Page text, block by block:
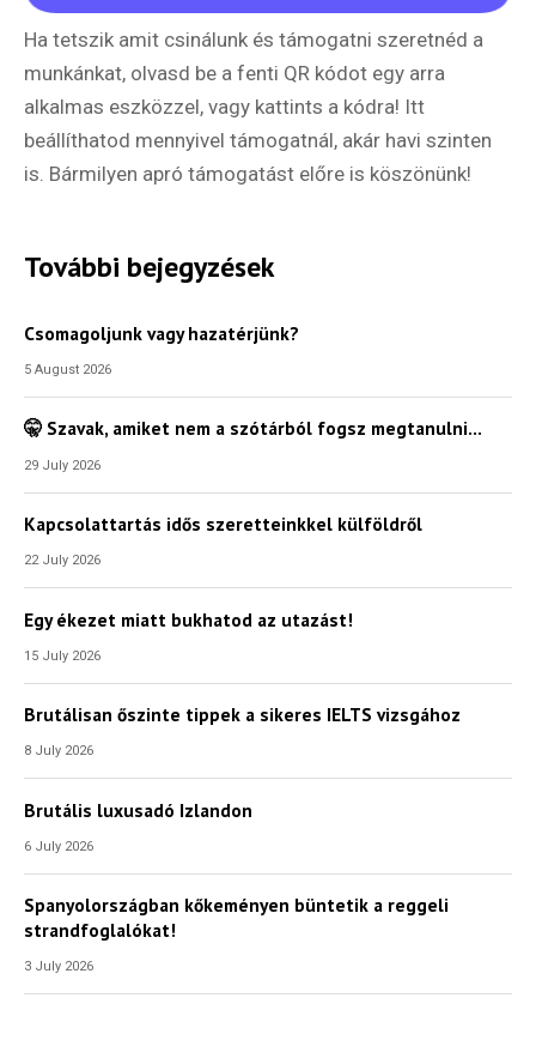
Ha tetszik amit csinálunk és támogatni szeretnéd a
munkánkat, olvasd be a fenti QR kódot egy arra
alkalmas eszközzel, vagy kattints a kódra! Itt
beállíthatod mennyivel támogatnál, akár havi szinten
is. Bármilyen apró támogatást előre is köszönünk!
További bejegyzések
Csomagoljunk vagy hazatérjünk?
5 August 2026
🤫 Szavak, amiket nem a szótárból fogsz megtanulni…
29 July 2026
Kapcsolattartás idős szeretteinkkel külföldről
22 July 2026
Egy ékezet miatt bukhatod az utazást!
15 July 2026
Brutálisan őszinte tippek a sikeres IELTS vizsgához
8 July 2026
Brutális luxusadó Izlandon
6 July 2026
Spanyolországban kőkeményen büntetik a reggeli
strandfoglalókat!
3 July 2026